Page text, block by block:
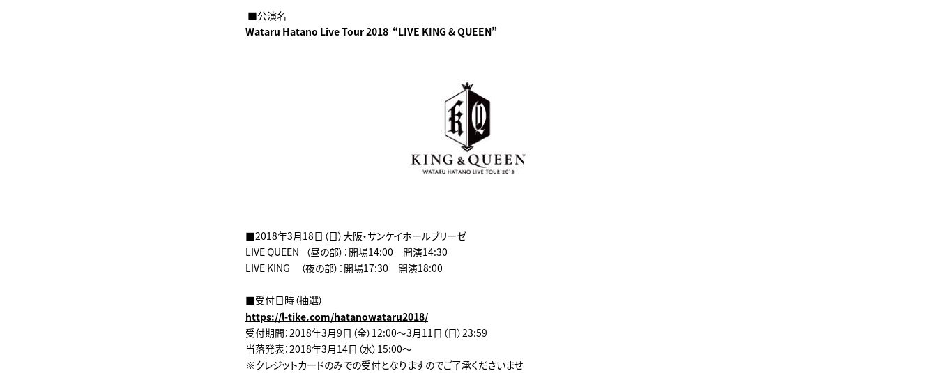
■公演名
Wataru Hatano Live Tour 2018 “LIVE KING & QUEEN”
■2018年3月18日（日）大阪・サンケイホールブリーゼ
LIVE QUEEN （昼の部）：開場14:00 開演14:30
LIVE KING （夜の部）：開場17:30 開演18:00
■受付日時（抽選）
https://l-tike.com/hatanowataru2018/
受付期間：2018年3月9日（金）12:00～3月11日（日）23:59
当落発表：2018年3月14日（水）15:00～
※クレジットカードのみでの受付となりますのでご了承くださいませ